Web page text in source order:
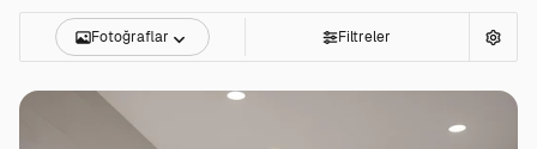
Fotoğraflar Filtreler